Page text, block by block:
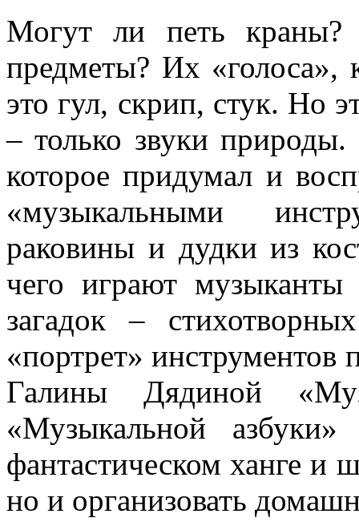
Могут ли петь
предметы? Их
это гул, скрип, стук. Но
– только звуки
которое придумал и
«музыкальными
раковины и дудки из
чего играют
загадок –
«портрет» инструментов
Галины Дядиной
«Музыкальной
фантастическом ханге и
но и организовать